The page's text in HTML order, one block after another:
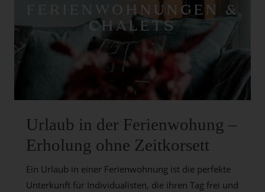
FERIENWOHNUNGEN &
CHALETS
Urlaub in der Ferienwohung –
Erholung ohne Zeitkorsett
Ein Urlaub in einer Ferienwohnung ist die perfekte
Unterkunft für Individualisten, die ihren Tag frei und